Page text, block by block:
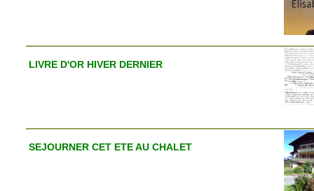
LIVRE D'OR HIVER DERNIER
SEJOURNER CET ETE AU CHALET